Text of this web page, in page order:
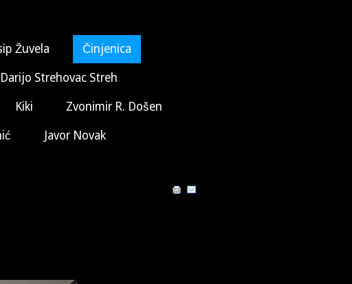
Žuvela Činjenica
Darijo Strehovac Streh
Kiki Zvonimir R. Došen
Javor Novak